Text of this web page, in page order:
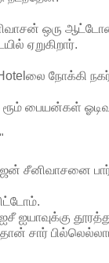
ஒரு
ஏறுகிறார்.
நோக்கி
பையன்கள்
சீனிவாசனை
ஐயாவுக்கு
சார்